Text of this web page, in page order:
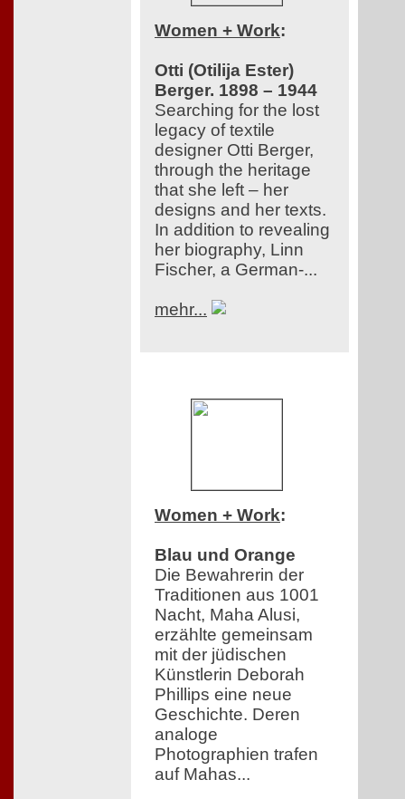
Women + Work:
Otti (Otilija Ester)
Berger. 1898 – 1944
Searching for the lost
legacy of textile
designer Otti Berger,
through the heritage
that she left – her
designs and her texts.
In addition to revealing
her biography, Linn
Fischer, a German-...
mehr...
Women + Work:
Blau und Orange
Die Bewahrerin der
Traditionen aus 1001
Nacht, Maha Alusi,
erzählte gemeinsam
mit der jüdischen
Künstlerin Deborah
Phillips eine neue
Geschichte. Deren
analoge
Photographien trafen
auf Mahas...